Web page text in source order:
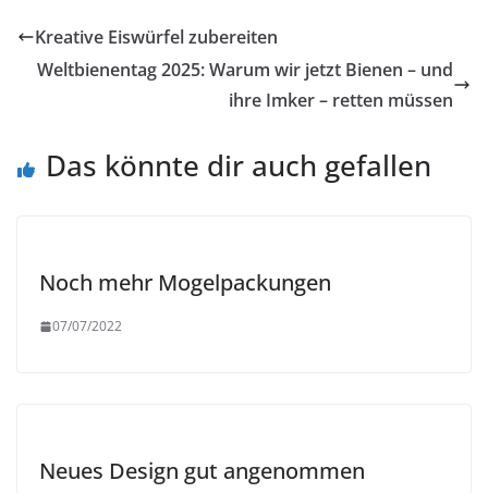
Kreative Eiswürfel zubereiten
Weltbienentag 2025: Warum wir jetzt Bienen – und
ihre Imker – retten müssen
Das könnte dir auch gefallen
Noch mehr Mogelpackungen
07/07/2022
Neues Design gut angenommen